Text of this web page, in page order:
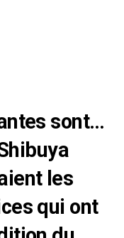
sont…
les
qui ont